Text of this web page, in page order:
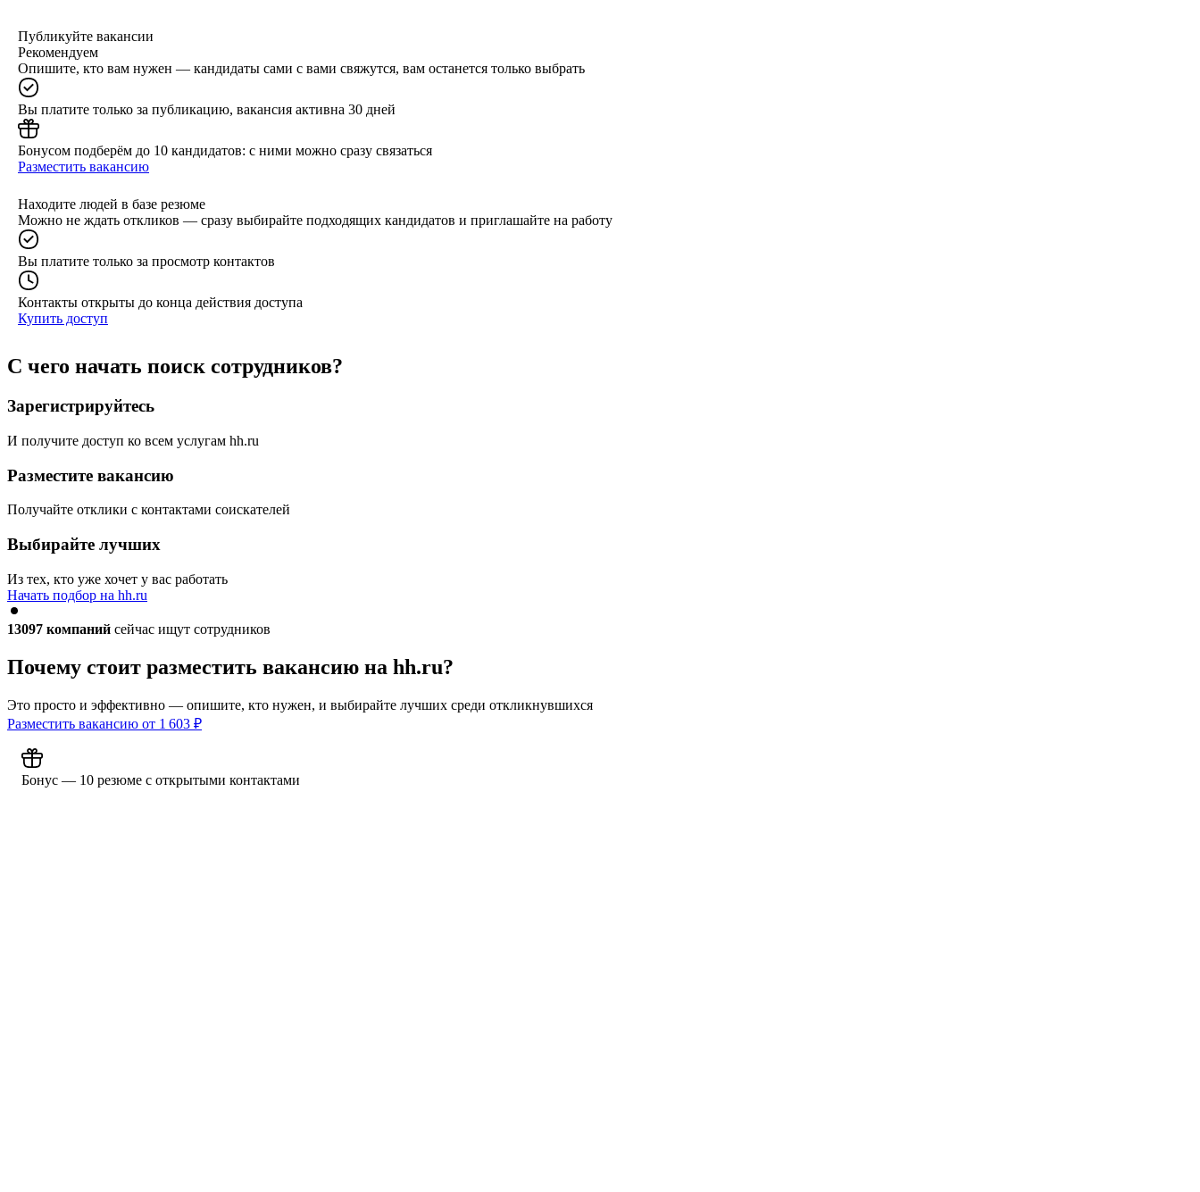
Публикуйте вакансии
Рекомендуем
Опишите, кто вам нужен — кандидаты сами с вами свяжутся, вам останется только выбрать
Вы платите только за публикацию, вакансия активна 30 дней
Бонусом подберём до 10 кандидатов: с ними можно сразу связаться
Разместить вакансию
Находите людей в базе резюме
Можно не ждать откликов — сразу выбирайте подходящих кандидатов и приглашайте на работу
Вы платите только за просмотр контактов
Контакты открыты до конца действия доступа
Купить доступ
С чего начать поиск сотрудников?
Зарегистрируйтесь
И получите доступ ко всем услугам hh.ru
Разместите вакансию
Получайте отклики с контактами соискателей
Выбирайте лучших
Из тех, кто уже хочет у вас работать
Начать подбор на hh.ru
13097 компаний сейчас ищут сотрудников
Почему стоит разместить вакансию на hh.ru?
Это просто и эффективно — опишите, кто нужен, и выбирайте лучших среди откликнувшихся
Разместить вакансию от 1 603 ₽
Бонус — 10 резюме с открытыми контактами